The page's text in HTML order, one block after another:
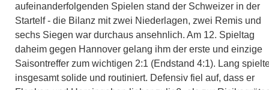
aufeinanderfolgenden Spielen stand der Schweizer in der
Startelf - die Bilanz mit zwei Niederlagen, zwei Remis und
sechs Siegen war durchaus ansehnlich. Am 12. Spieltag
daheim gegen Hannover gelang ihm der erste und einzige
Saisontreffer zum wichtigen 2:1 (Endstand 4:1). Lang
insgesamt solide und routiniert. Defensiv fiel auf, dass er